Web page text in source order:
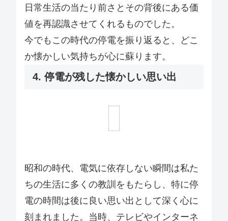
日常生活の当たり前さとその背後にある価
値を再認識させてくれるものでした。
今でもこの時代の停電を振り返ると、どこ
か懐かしい気持ちが心に蘇ります。
4. 停電が残した懐かしい思い出
昭和の時代、電気に依存しない瞬間は私た
ちの生活に多くの教訓をもたらし、特に停
電の時間は後に良い思い出として深く心に
刻まれました。当時、テレビやインターネ